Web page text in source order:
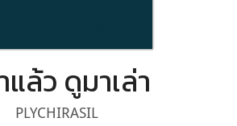
ล้ว ดูมาเล่า
PLYCHIRASIL